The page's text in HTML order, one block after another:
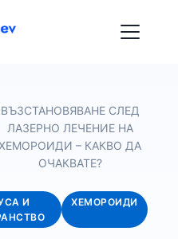
ВЪЗСТАНОВЯВАНЕ СЛЕД
ЛАЗЕРНО ЛЕЧЕНИЕ НА
– КАКВО ДА
ОЧАКВАТЕ?
И
ХЕМОРОИДИ